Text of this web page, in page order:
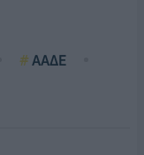
ΑΑΔΕ